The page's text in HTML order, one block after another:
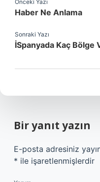
Önceki Yazı
Haber Ne Anlama
Sonraki Yazı
İSpanyada Kaç Bölge
Bir yanıt yazın
E-posta adresiniz
* ile işaretlenmişlerdir